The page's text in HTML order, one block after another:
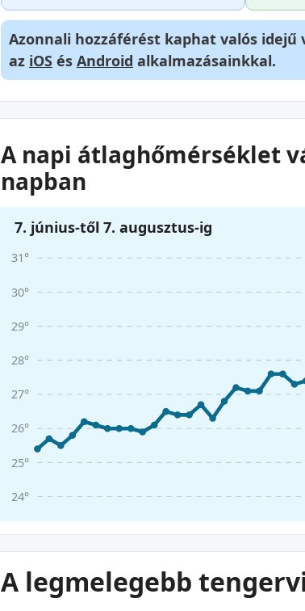
Azonnali hozzáférést kaphat valós
az iOS és Android alkalmazásainkkal.
A napi átlaghőmérséklet
napban
7. június-től 7. augusztus-ig
24°
25°
26°
27°
28°
29°
30°
31°
A legmelegebb